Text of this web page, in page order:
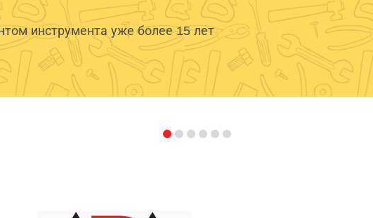
инструмента уже более 15 лет